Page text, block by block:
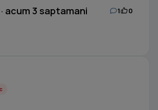
acum 3 saptamani 1 0